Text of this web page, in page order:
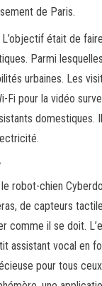
de Paris.
était de
Parmi
urbaines. Les
pour la vidéo
domestiques.
robot-chien
de capteurs
comme il se doit.
assistant vocal en
pour tous